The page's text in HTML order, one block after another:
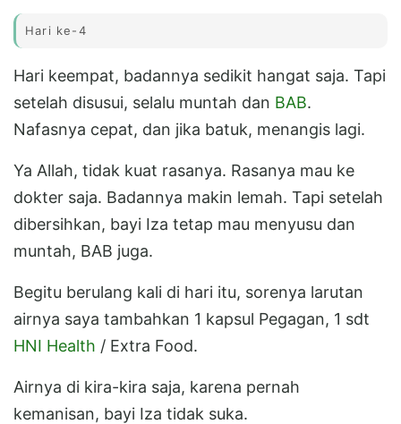
Hari ke-4
Hari keempat, badannya sedikit hangat saja. Tapi
setelah disusui, selalu muntah dan BAB.
Nafasnya cepat, dan jika batuk, menangis lagi.
Ya Allah, tidak kuat rasanya. Rasanya mau ke
dokter saja. Badannya makin lemah. Tapi setelah
dibersihkan, bayi Iza tetap mau menyusu dan
muntah, BAB juga.
Begitu berulang kali di hari itu, sorenya larutan
airnya saya tambahkan 1 kapsul Pegagan, 1 sdt
HNI Health / Extra Food.
Airnya di kira-kira saja, karena pernah
kemanisan, bayi Iza tidak suka.